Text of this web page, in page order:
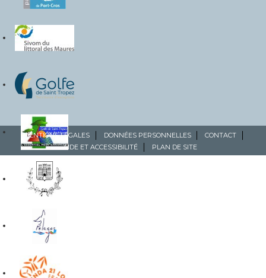
MENTIONS LÉGALES DONNÉES PERSONNELLES
CONTACT
AIDE ET ACCESSIBILITÉ
PLAN DE SITE